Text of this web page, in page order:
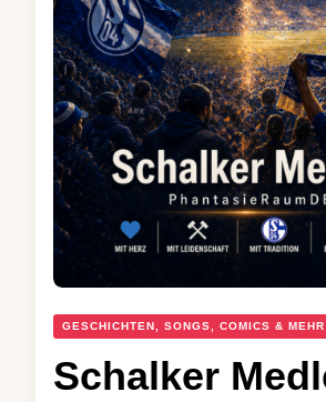
GESCHICHTEN, SONGS, COMICS & MEHR
Schalker